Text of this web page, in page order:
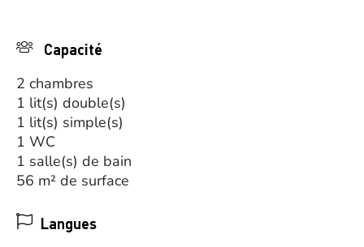
Capacité
2 chambres
1 lit(s) double(s)
1 lit(s) simple(s)
1 WC
1 salle(s) de bain
56 m² de surface
Langues